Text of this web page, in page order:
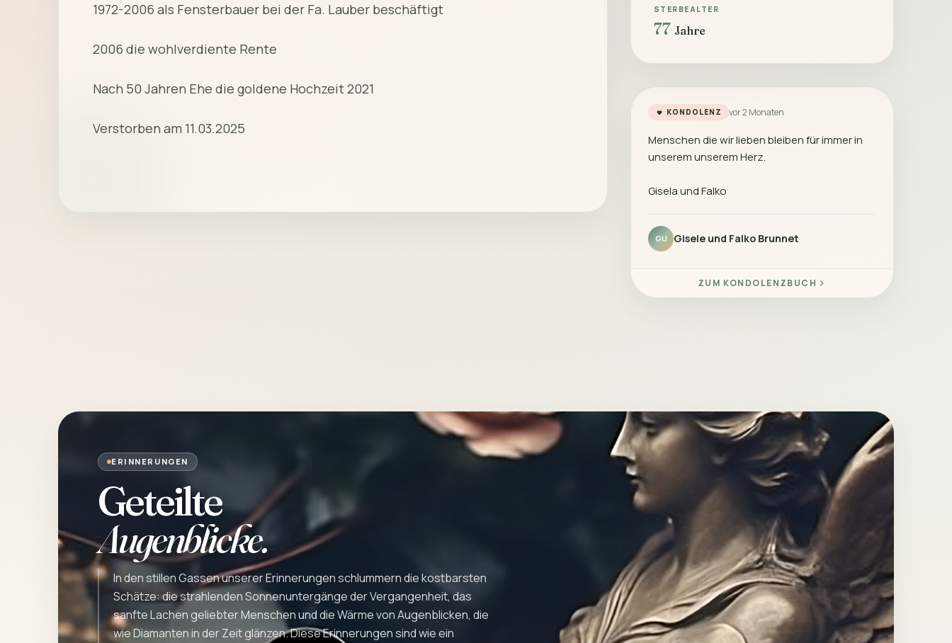
1972-2006 als Fensterbauer bei der Fa. Lauber beschäftigt
2006 die wohlverdiente Rente
Nach 50 Jahren Ehe die goldene Hochzeit 2021
Verstorben am 11.03.2025
STERBEALTER
77 Jahre
KONDOLENZ vor 2 Monaten
Menschen die wir lieben bleiben für immer in
unserem unserem Herz.
Gisela und Falko
GU Gisele und Falko Brunnet
ZUM KONDOLENZBUCH
ERINNERUNGEN
Geteilte
Augenblicke.
In den stillen Gassen unserer Erinnerungen schlummern die kostbarsten
Schätze: die strahlenden Sonnenuntergänge der Vergangenheit, das
sanfte Lachen geliebter Menschen und die Wärme von Augenblicken, die
wie Diamanten in der Zeit glänzen. Diese Erinnerungen sind wie ein